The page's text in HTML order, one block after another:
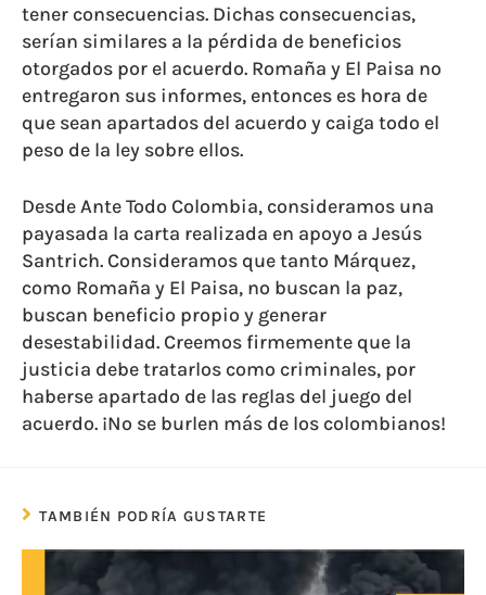
tener consecuencias. Dichas consecuencias,
serían similares a la pérdida de beneficios
otorgados por el acuerdo. Romaña y El Paisa no
entregaron sus informes, entonces es hora de
que sean apartados del acuerdo y caiga todo el
peso de la ley sobre ellos.
Desde Ante Todo Colombia, consideramos una
payasada la carta realizada en apoyo a Jesús
Santrich. Consideramos que tanto Márquez,
como Romaña y El Paisa, no buscan la paz,
buscan beneficio propio y generar
desestabilidad. Creemos firmemente que la
justicia debe tratarlos como criminales, por
haberse apartado de las reglas del juego del
acuerdo. ¡No se burlen más de los colombianos!
TAMBIÉN PODRÍA GUSTARTE